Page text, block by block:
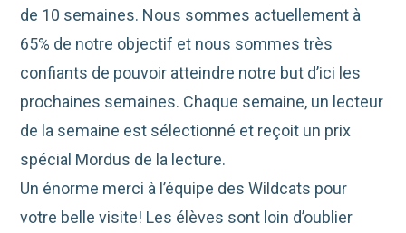
de 10 semaines. Nous sommes actuellement à
65% de notre objectif et nous sommes très
confiants de pouvoir atteindre notre but d’ici les
prochaines semaines. Chaque semaine, un lecteur
de la semaine est sélectionné et reçoit un prix
spécial Mordus de la lecture.
Un énorme merci à l’équipe des Wildcats pour
votre belle visite! Les élèves sont loin d’oublier